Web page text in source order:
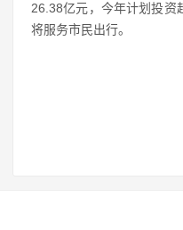
26.38亿元，今年计划投资
将服务市民出行。